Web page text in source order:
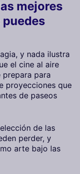
mejores
y nada ilustra
el cine al aire
prepara para
proyecciones que
de paseos
de las
perder, y
arte bajo las